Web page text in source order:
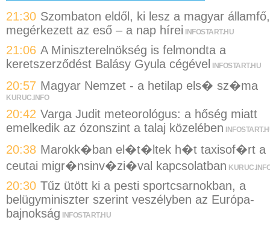
21:30 Szombaton eldől, ki lesz a magyar államfő,
megérkezett az eső – a nap hírei
INFOSTART.HU
21:06 A Miniszterelnökség is felmondta a
keretszerződést Balásy Gyula cégével
INFOSTART.HU
20:57 Magyar Nemzet - a hetilap els� sz�ma
KURUC.INFO
20:42 Varga Judit meteorológus: a hőség miatt
emelkedik az ózonszint a talaj közelében
20:38 Marokk�ban el�t�ltek h�t taxisof�rt a
ceutai migr�nsinv�zi�val kapcsolatban
20:30 Tűz ütött ki a pesti sportcsarnokban, a
belügyminiszter szerint veszélyben az Európa-
bajnokság
INFOSTART.HU